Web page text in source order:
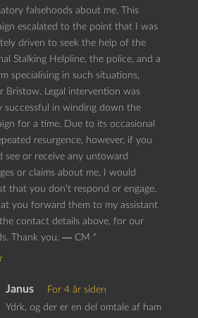
falsehoods about me. This
escalated to the point that I was
driven to seek the help of the
Stalking Helpline, the police, and a
specialising in such situations,
Bristow. Legal intervention was
successful in winding down the
for a time. Due to its occasional
resurgence, however, if you
see or receive any untoward
or claims about me, I would
that you don’t respond or engage,
you forward them to my assistant
contact details above, for our
Thank you. ― CM “
Janus
For 4 år siden
Ydrk, og der er en del omtale af ham